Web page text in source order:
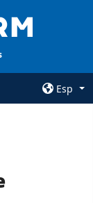
Esp
agencia